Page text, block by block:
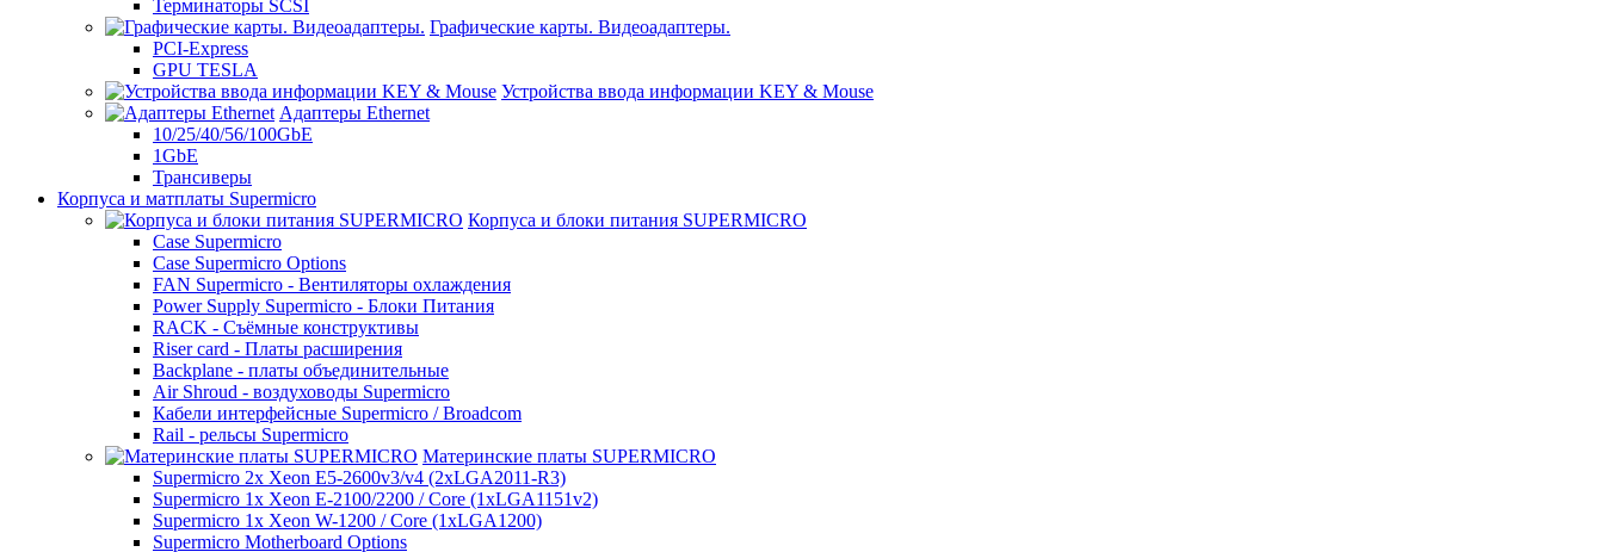
Терминаторы SCSI
Графические карты. Видеоадаптеры.
PCI-Express
GPU TESLA
Устройства ввода информации KEY & Mouse
Адаптеры Ethernet
10/25/40/56/100GbE
1GbE
Трансиверы
Корпуса и матплаты Supermicro
Корпуса и блоки питания SUPERMICRO
Case Supermicro
Case Supermicro Options
FAN Supermicro - Вентиляторы охлаждения
Power Supply Supermicro - Блоки Питания
RACK - Съёмные конструктивы
Riser card - Платы расширения
Backplane - платы объединительные
Air Shroud - воздуховоды Supermicro
Кабели интерфейсные Supermicro / Broadcom
Rail - рельсы Supermicro
Материнские платы SUPERMICRO
Supermicro 2x Xeon E5-2600v3/v4 (2xLGA2011-R3)
Supermicro 1x Xeon E-2100/2200 / Core (1xLGA1151v2)
Supermicro 1x Xeon W-1200 / Core (1xLGA1200)
Supermicro Motherboard Options